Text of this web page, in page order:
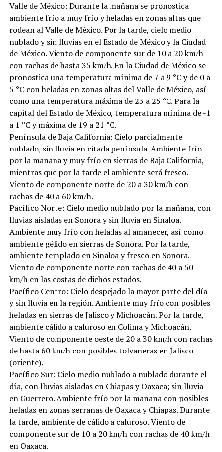
Valle de México: Durante la mañana se pronostica
ambiente frío a muy frío y heladas en zonas altas que
rodean al Valle de México. Por la tarde, cielo medio
nublado y sin lluvias en el Estado de México y la Ciudad
de México. Viento de componente sur de 10 a 20 km/h
con rachas de hasta 35 km/h. En la Ciudad de México se
pronostica una temperatura mínima de 7 a 9 °C y de 0 a
5 °C con heladas en zonas altas del Valle de México, así
como una temperatura máxima de 23 a 25 °C. Para la
capital del Estado de México, temperatura mínima de -1
a 1 °C y máxima de 19 a 21 °C.
Península de Baja California: Cielo parcialmente
nublado, sin lluvia en citada península. Ambiente frío
por la mañana y muy frío en sierras de Baja California,
mientras que por la tarde el ambiente será fresco.
Viento de componente norte de 20 a 30 km/h con
rachas de 40 a 60 km/h.
Pacífico Norte: Cielo medio nublado por la mañana, con
lluvias aisladas en Sonora y sin lluvia en Sinaloa.
Ambiente muy frío con heladas al amanecer, así como
ambiente gélido en sierras de Sonora. Por la tarde,
ambiente templado en Sinaloa y fresco en Sonora.
Viento de componente norte con rachas de 40 a 50
km/h en las costas de dichos estados.
Pacífico Centro: Cielo despejado la mayor parte del día
y sin lluvia en la región. Ambiente muy frío con posibles
heladas en sierras de Jalisco y Michoacán. Por la tarde,
ambiente cálido a caluroso en Colima y Michoacán.
Viento de componente oeste de 20 a 30 km/h con rachas
de hasta 60 km/h con posibles tolvaneras en Jalisco
(oriente).
Pacífico Sur: Cielo medio nublado a nublado durante el
día, con lluvias aisladas en Chiapas y Oaxaca; sin lluvia
en Guerrero. Ambiente frío por la mañana con posibles
heladas en zonas serranas de Oaxaca y Chiapas. Durante
la tarde, ambiente de cálido a caluroso. Viento de
componente sur de 10 a 20 km/h con rachas de 40 km/h
en Oaxaca.